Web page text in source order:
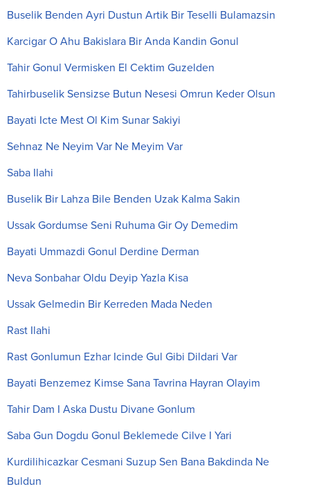
Buselik Benden Ayri Dustun Artik Bir Teselli Bulamazsin
Karcigar O Ahu Bakislara Bir Anda Kandin Gonul
Tahir Gonul Vermisken El Cektim Guzelden
Tahirbuselik Sensizse Butun Nesesi Omrun Keder Olsun
Bayati Icte Mest Ol Kim Sunar Sakiyi
Sehnaz Ne Neyim Var Ne Meyim Var
Saba Ilahi
Buselik Bir Lahza Bile Benden Uzak Kalma Sakin
Ussak Gordumse Seni Ruhuma Gir Oy Demedim
Bayati Ummazdi Gonul Derdine Derman
Neva Sonbahar Oldu Deyip Yazla Kisa
Ussak Gelmedin Bir Kerreden Mada Neden
Rast Ilahi
Rast Gonlumun Ezhar Icinde Gul Gibi Dildari Var
Bayati Benzemez Kimse Sana Tavrina Hayran Olayim
Tahir Dam I Aska Dustu Divane Gonlum
Saba Gun Dogdu Gonul Beklemede Cilve I Yari
Kurdilihicazkar Cesmani Suzup Sen Bana Bakdinda Ne
Buldun